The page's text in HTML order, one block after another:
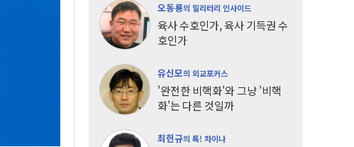
오동룡의 밀리터리 인사이드
육사 수호인가, 육사 기득권 수
호인가
유신모의 외교포커스
'완전한 비핵화'와 그냥 '비핵
화'는 다른 것일까
최헌규의 톡! 차이나